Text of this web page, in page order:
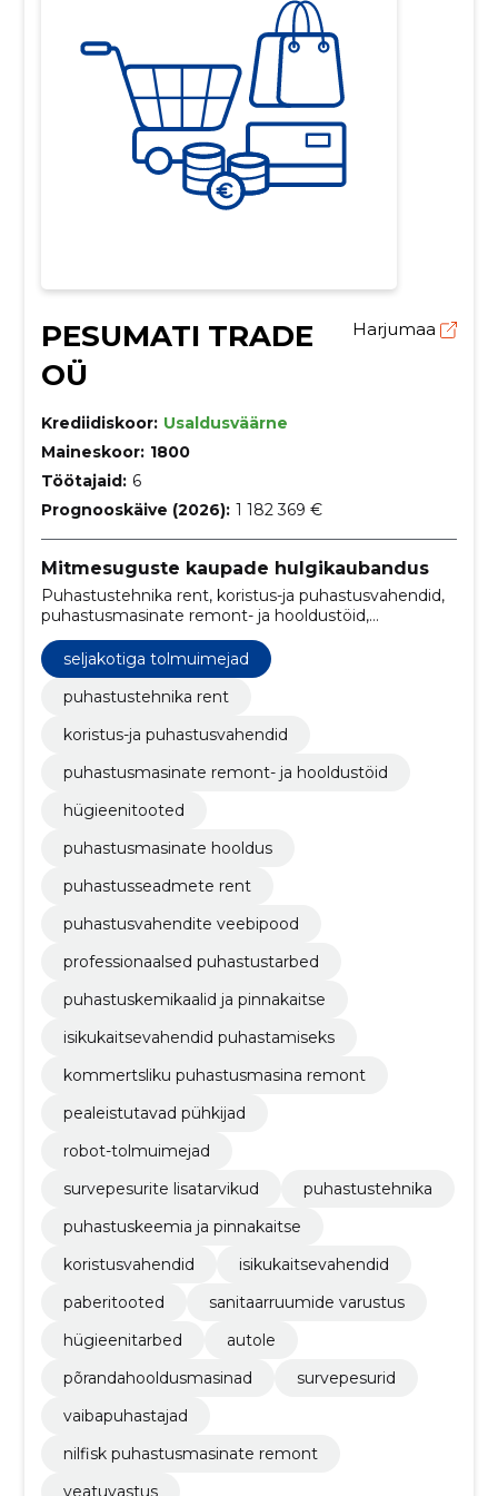
PESUMATI TRADE
OÜ
Harjumaa
Krediidiskoor: Usaldusväärne
Maineskoor: 1800
Töötajaid: 6
Prognooskäive (2026): 1 182 369 €
Mitmesuguste kaupade hulgikaubandus
Puhastustehnika rent, koristus-ja puhastusvahendid,
puhastusmasinate remont- ja hooldustöid,
tööstuslikud tolmuimejad, põrandahooldusmasinad,
hügieenitooted, puhastusmasinate hooldus,
puhastusseadmete rent, puhastusvahendite
veebipood, professionaalsed puhastustarbed
seljakotiga tolmuimejad
puhastustehnika rent
koristus-ja puhastusvahendid
puhastusmasinate remont- ja hooldustöid
hügieenitooted
puhastusmasinate hooldus
puhastusseadmete rent
puhastusvahendite veebipood
professionaalsed puhastustarbed
puhastuskemikaalid ja pinnakaitse
isikukaitsevahendid puhastamiseks
kommertsliku puhastusmasina remont
pealeistutavad pühkijad
robot-tolmuimejad
survepesurite lisatarvikud
puhastustehnika
puhastuskeemia ja pinnakaitse
koristusvahendid
isikukaitsevahendid
paberitooted
sanitaarruumide varustus
hügieenitarbed
autole
põrandahooldusmasinad
survepesurid
vaibapuhastajad
nilfisk puhastusmasinate remont
veatuvastus